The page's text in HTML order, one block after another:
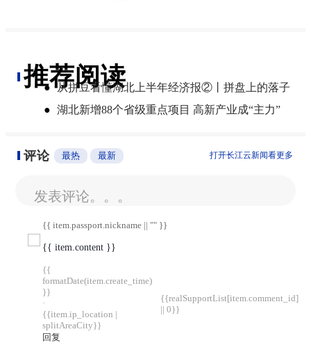
推荐阅读
● 从拼豆看懂湖北上半年经济报②丨拼盘上的落子
● 湖北新增88个省级重点项目 高新产业成“主力”
评论 最热 最新 打开长江云新闻看更多
发表评论。。。
{{ item.passport.nickname || "" }}
{{ item.content }}
{{
formatDate(item.create_time)
}}
·
{{item.ip_location |
splitAreaCity}}
回复
{{realSupportList[item.comment_id]
|| 0}}